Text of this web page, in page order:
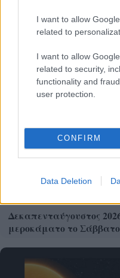
I want to allow
related to
I want to allow
related to security,
functionality and
user protection.
CONFIRM
Data Deletion
Δεκαπενταύγουστος
μεροκάματο το Σάββατο